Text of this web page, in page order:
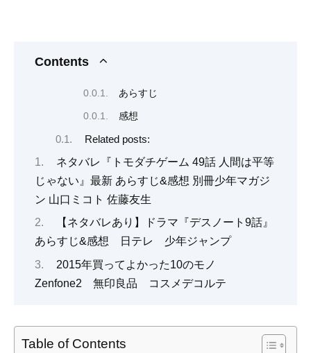
Contents
あらすじ
感想
Related posts:
ネタバレ『トモダチゲーム 49話 人間は平等
じゃない』最新 あらすじ&感想 別冊少年マガジ
ン 山口ミコト 佐藤友生
【ネタバレあり】ドラマ『デスノート9話』
あらすじ&感想 日テレ 少年ジャンプ
2015年買ってよかった10のモノ
Zenfone2 無印良品 コスメデコルテ
Table of Contents